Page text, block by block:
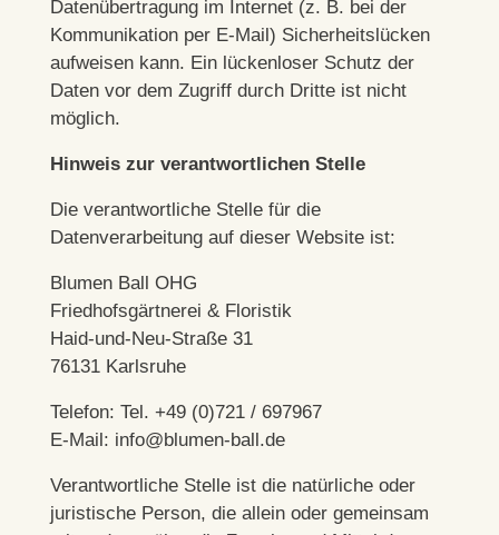
Datenübertragung im Internet (z. B. bei der
Kommunikation per E-Mail) Sicherheitslücken
aufweisen kann. Ein lückenloser Schutz der
Daten vor dem Zugriff durch Dritte ist nicht
möglich.
Hinweis zur verantwortlichen Stelle
Die verantwortliche Stelle für die
Datenverarbeitung auf dieser Website ist:
Blumen Ball OHG
Friedhofsgärtnerei & Floristik
Haid-und-Neu-Straße 31
76131 Karlsruhe
Telefon: Tel. +49 (0)721 / 697967
E-Mail: info@blumen-ball.de
Verantwortliche Stelle ist die natürliche oder
juristische Person, die allein oder gemeinsam